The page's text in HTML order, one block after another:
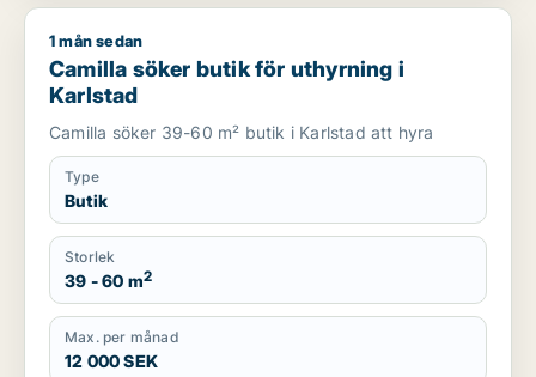
Camilla söker butik för uthyrning i Karlstad
1 mån sedan
Camilla söker butik för uthyrning i
Karlstad
Camilla söker 39-60 m² butik i Karlstad att hyra
Type
Butik
Storlek
39 - 60 m2
Max. per månad
12 000 SEK